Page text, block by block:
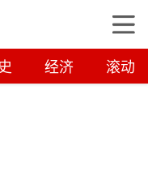
经济 滚动